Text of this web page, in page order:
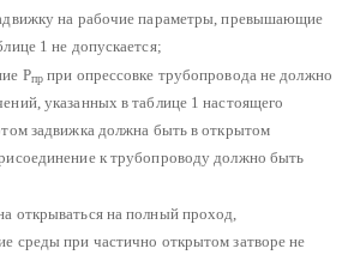
на рабочие параметры, превышающие
1 не допускается;
Рпр при опрессовке трубопровода не должно
указанных в таблице 1 настоящего
задвижка должна быть в открытом
к трубопроводу должно быть
открываться на полный проход,
среды при частично открытом затворе не